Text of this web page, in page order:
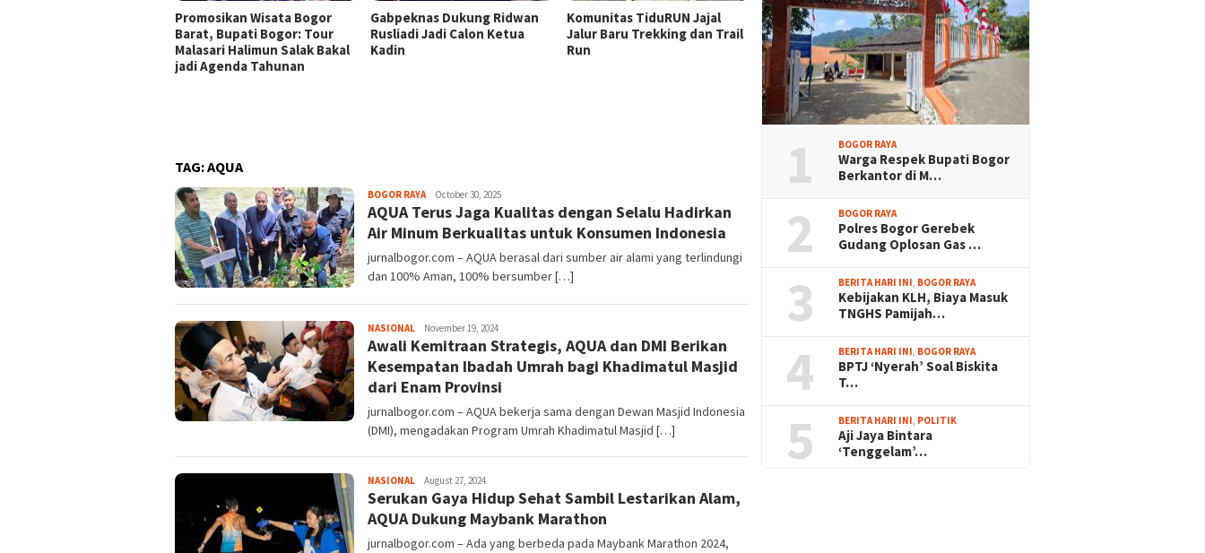
Promosikan Wisata Bogor
Barat, Bupati Bogor: Tour
Malasari Halimun Salak Bakal
jadi Agenda Tahunan
Gabpeknas Dukung Ridwan
Rusliadi Jadi Calon Ketua
Kadin
Komunitas TiduRUN Jajal
Jalur Baru Trekking dan Trail
Run
DPC Partai Demokrat
Kabupaten Bogor Gelar
Lomba Pidato “AHY Muda”,
Dorong Generasi Muda
Berani Bersuara dan Merawat
Demokrasi
Lomba Rakyat Demokrat
Kabupaten Bogor Hadirkan
Kompetisi Lintas Generasi,
Uji Kekompakan dan Strategi
Tim
TAG:AQUA
BOGOR RAYASayyev
October 30, 2025
AQUA Terus Jaga Kualitas dengan Selalu Hadirkan
Air Minum Berkualitas untuk Konsumen Indonesia
jurnalbogor.com – AQUA berasal dari sumber air alami yang terlindungi
dan 100% Aman, 100% bersumber […]
NASIONALSayyev
November 19, 2024
Awali Kemitraan Strategis, AQUA dan DMI Berikan
Kesempatan Ibadah Umrah bagi Khadimatul Masjid
dari Enam Provinsi
jurnalbogor.com – AQUA bekerja sama dengan Dewan Masjid Indonesia
(DMI), mengadakan Program Umrah Khadimatul Masjid […]
NASIONALSayyev
August 27, 2024
Serukan Gaya Hidup Sehat Sambil Lestarikan Alam,
AQUA Dukung Maybank Marathon
jurnalbogor.com – Ada yang berbeda pada Maybank Marathon 2024,
1 BOGOR RAYA
Warga Respek Bupati Bogor
Berkantor di M…
2 BOGOR RAYA
Polres Bogor Gerebek
Gudang Oplosan Gas …
3 BERITA HARI INI, BOGOR RAYA
Kebijakan KLH, Biaya Masuk
TNGHS Pamijah…
4 BERITA HARI INI, BOGOR RAYA
BPTJ ‘Nyerah’ Soal Biskita
T…
5 BERITA HARI INI, POLITIK
Aji Jaya Bintara
‘Tenggelam’…